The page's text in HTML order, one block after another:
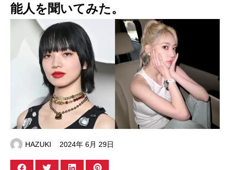
能人を聞いてみた。
HAZUKI 2024年 6月 29日